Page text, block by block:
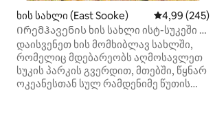
ხის სახლი (East Sooke) საშუალო
4,99 (245)
Ირემჰავენის ხის სახლი ისტ-სუკეში -
მოლაშქრეების სამოთხე
დაისვენეთ ხის მომხიბლავ სახლში,
რომელიც მდებარეობს აღმოსავლეთ
სუკის პარკის გვერდით, მთებში, წყნარ
ოკეანესთან სულ რამდენიმე წუთის